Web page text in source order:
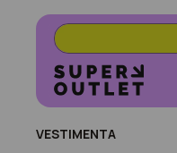
VESTIMENTA